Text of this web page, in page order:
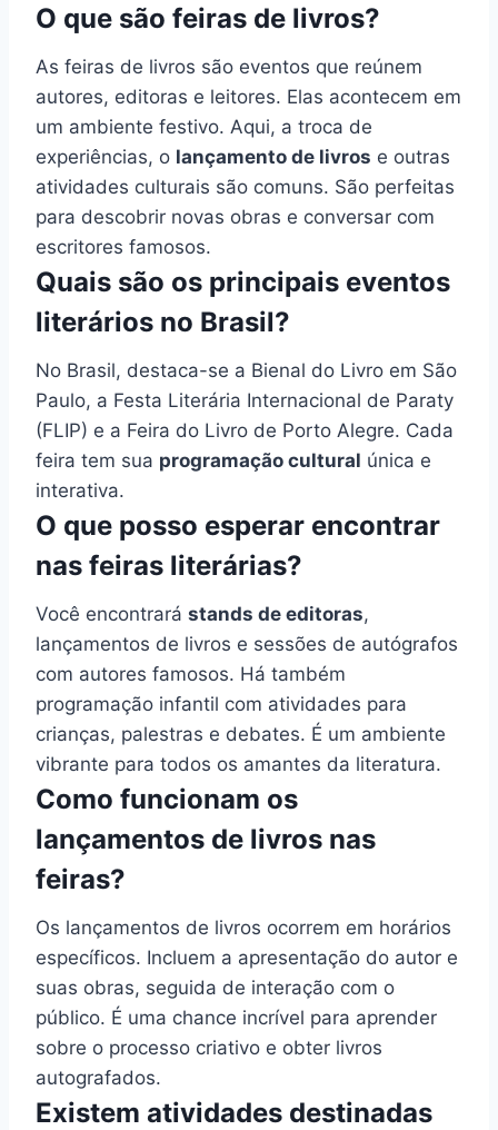
O que são feiras de livros?
As feiras de livros são eventos que reúnem
autores, editoras e leitores. Elas acontecem em
um ambiente festivo. Aqui, a troca de
experiências, o lançamento de livros e outras
atividades culturais são comuns. São perfeitas
para descobrir novas obras e conversar com
escritores famosos.
Quais são os principais eventos
literários no Brasil?
No Brasil, destaca-se a Bienal do Livro em São
Paulo, a Festa Literária Internacional de Paraty
(FLIP) e a Feira do Livro de Porto Alegre. Cada
feira tem sua programação cultural única e
interativa.
O que posso esperar encontrar
nas feiras literárias?
Você encontrará stands de editoras,
lançamentos de livros e sessões de autógrafos
com autores famosos. Há também
programação infantil com atividades para
crianças, palestras e debates. É um ambiente
vibrante para todos os amantes da literatura.
Como funcionam os
lançamentos de livros nas
feiras?
Os lançamentos de livros ocorrem em horários
específicos. Incluem a apresentação do autor e
suas obras, seguida de interação com o
público. É uma chance incrível para aprender
sobre o processo criativo e obter livros
autografados.
Existem atividades destinadas